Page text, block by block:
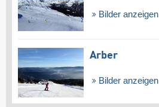
Bilder anzeigen
Arber
Bilder anzeigen